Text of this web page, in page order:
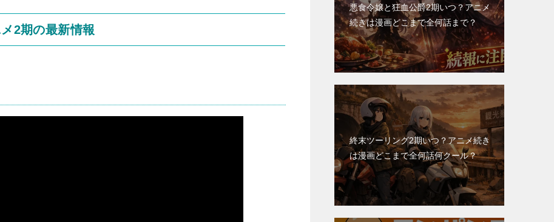
2期の最新情報
悪食令嬢と狂血公爵2期いつ？アニメ
続きは漫画どこまで全何話まで？
終末ツーリング2期いつ？アニメ続き
は漫画どこまで全何話何クール？